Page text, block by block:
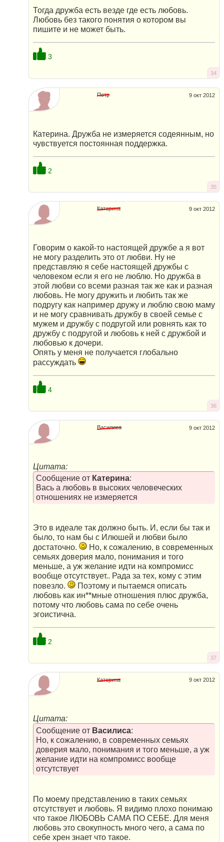
Тогда дружба есть везде где есть любовь.
Любовь без такого понятия о котором вы
пишите и не может быть.
3
34
9 окт 2012
Петр
Катерина. Дружба не измеряется содеянным, но
чувствуется постоянная поддержка.
2
35
9 окт 2012
Катерина
Говорим о какой-то настоящей дружбе а я вот
не могу разделить это от любви. Ну не
представляю я себе настоящей дружбы с
человеком если я его не люблю. Но дружба в
этой любви со всеми разная так же как и разная
любовь. Не могу дружить и любить так же
подругу как например дружу и люблю свою маму
и не могу сравнивать дружбу в своей семье с
мужем и дружбу с подругой или ровнять как то
дружбу с подругой и любовь к ней с дружбой и
любовью к дочери.
Опять у меня не получается глобально
рассуждать
4
36
9 окт 2012
Василиса
Цитата:
Сообщение от Катерина:
Вась а любовь в высоких человеческих
отношениях не измеряется
Это в идеале так должно быть. И, если бы так и
было, то нам бы с Илюшей и любви было
достаточно.
Но, к сожалению, в современных
семьях доверия мало, понимания и того
меньше, а уж желание идти на компромисс
вообще отсутствует.. Рада за тех, кому с этим
повезло.
Поэтому и пытаемся описать
любовь как ин**мные отношения плюс дружба,
потому что любовь сама по себе очень
эгоистична.
2
37
9 окт 2012
Катерина
Цитата:
Сообщение от Василиса:
Но, к сожалению, в современных семьях
доверия мало, понимания и того меньше, а уж
желание идти на компромисс вообще
отсутствует
По моему представлению в таких семьях
отсутствует и любовь. Я видимо плохо понимаю
что такое ЛЮБОВЬ САМА ПО СЕБЕ. Для меня
любовь это свокупность много чего, а сама по
себе хрен знает что такое.